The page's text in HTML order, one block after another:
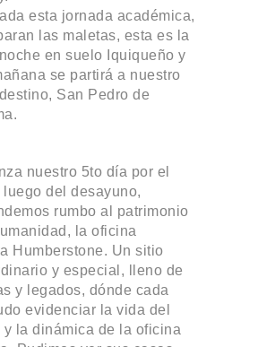
esta jornada académica,
las maletas, esta es la
en suelo Iquiqueño y
se partirá a nuestro
San Pedro de
nuestro 5to día por el
luego del desayuno,
rumbo al patrimonio
la oficina
Humberstone. Un sitio
y especial, lleno de
y legados, dónde cada
evidenciar la vida del
y la dinámica de la oficina